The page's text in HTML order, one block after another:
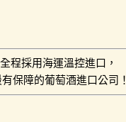
程採用海運溫控進口，
保障的葡萄酒進口公司！